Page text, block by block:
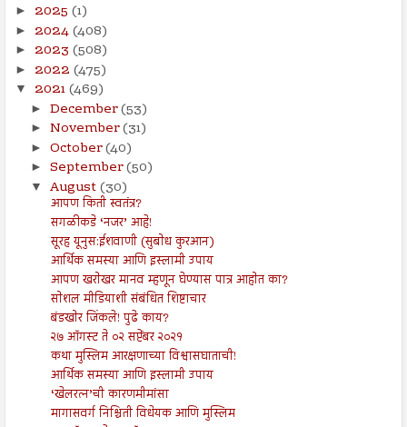
► 2025 (1)
► 2024(408)
► 2023 (508)
► 2022 (475)
▼ 2021(469)
► December(53)
► November(31)
► October(40)
► September(50)
▼ August(30)
आपण किती स्वतंत्र?
सगळीकडे ‘नजर’ आहे!
सूरह यूनुस:ईशवाणी (सुबोध कुरआन)
आर्थिक समस्या आणि इस्लामी उपाय
आपण खरोखर मानव म्हणून घेण्यास पात्र आहोत का?
सोशल मीडियाशी संबंधित शिष्टाचार
बंडखोर जिंकले! पुढे काय?
२७ ऑगस्ट ते ०२ सप्टेंबर २०२१
कथा मुस्लिम आरक्षणाच्या विश्वासघाताची!
आर्थिक समस्या आणि इस्लामी उपाय
‘खेलरत्न’ची कारणमीमांसा
मागासवर्ग निश्चिती विधेयक आणि मुस्लिम